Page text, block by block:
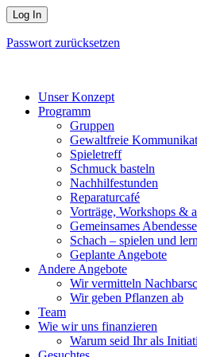
Passwort zurücksetzen
Unser Konzept
Programm
Gruppen
Gewaltfreie
Spieletreff
Schmuck basteln
Nachhilfestunden
Reparaturcafé
Vorträge, Workshops &
Gemeinsames
Schach – spielen und
Geplante Angebote
Andere Angebote
Wir vermitteln
Wir geben Pflanzen ab
Team
Wie wir uns finanzieren
Warum seid Ihr als